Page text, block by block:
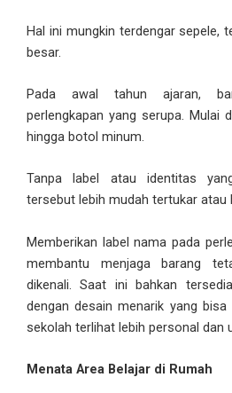
Hal ini mungkin terdengar sepele,
besar.
Pada awal tahun ajaran,
perlengkapan yang serupa. Mulai
hingga botol minum.
Tanpa label atau identitas
tersebut lebih mudah tertukar atau
Memberikan label nama pada
membantu menjaga barang
dikenali. Saat ini bahkan
dengan desain menarik yang bisa
sekolah terlihat lebih personal dan
Menata Area Belajar di Rumah